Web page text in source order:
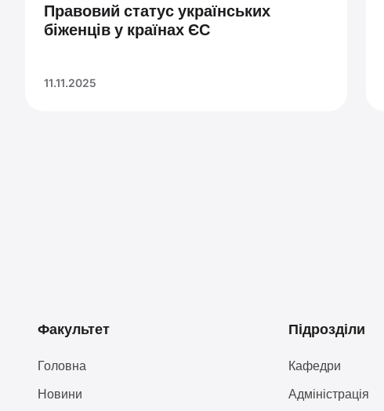
Правовий статус українських
біженців у країнах ЄС
11.11.2025
Факультет
Головна
Новини
Підрозділи
Кафедри
Адміністрація